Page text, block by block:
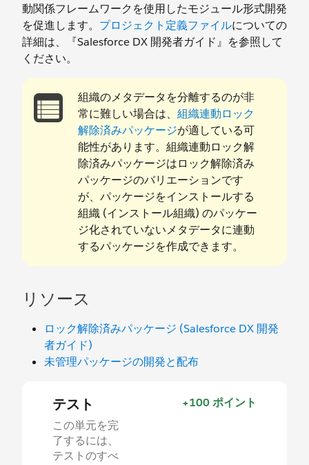
動関係フレームワークを使用したモジュール形式開発
を促進します。 プロジェクト定義ファイルについての
詳細は、『Salesforce DX 開発者ガイド』を参照して
ください。
組織のメタデータを分離するのが非
常に難しい場合は、 組織連動ロック
解除済みパッケージが適している可
能性があります。組織連動ロック解
除済みパッケージはロック解除済み
パッケージのバリエーションです
が、パッケージをインストールする
組織 (インストール組織) のパッケー
ジ化されていないメタデータに連動
するパッケージを作成できます。
リソース
ロック解除済みパッケージ (Salesforce DX 開発
者ガイド)
未管理パッケージの開発と配布